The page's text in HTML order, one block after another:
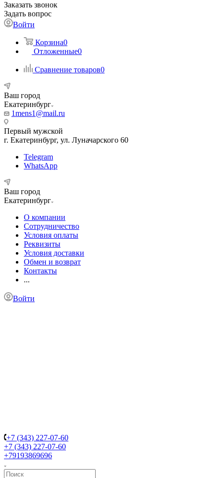
Заказать звонок
Задать вопрос
Войти
Корзина0
Отложенные0
Сравнение товаров0
Ваш город
Екатеринбург
1mens1@mail.ru
Первый мужской
г. Екатеринбург, ул. Луначарского 60
Telegram
WhatsApp
Ваш город
Екатеринбург
О компании
Сотрудничество
Условия оплаты
Реквизиты
Условия доставки
Обмен и возврат
Контакты
...
Войти
+7 (343) 227-07-60
+7 (343) 227-07-60
+79193869696